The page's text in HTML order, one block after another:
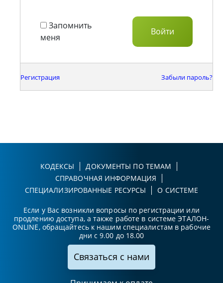
Запомнить
меня
Регистрация Забыли пароль?
КОДЕКСЫ
ДОКУМЕНТЫ ПО ТЕМАМ
СПРАВОЧНАЯ ИНФОРМАЦИЯ
СПЕЦИАЛИЗИРОВАННЫЕ РЕСУРСЫ
О СИСТЕМЕ
Если у Вас возникли вопросы по регистрации или
продлению доступа, а также работе в системе ЭТАЛОН-
ONLINE, обращайтесь к нашим специалистам в рабочие
дни с 9.00 до 18.00
Связаться с нами